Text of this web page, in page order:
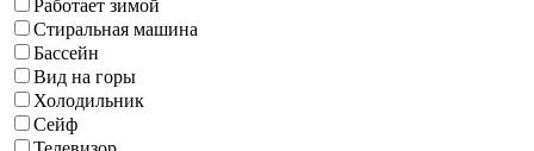
Работает зимой
Стиральная машина
Бассейн
Вид на горы
Холодильник
Сейф